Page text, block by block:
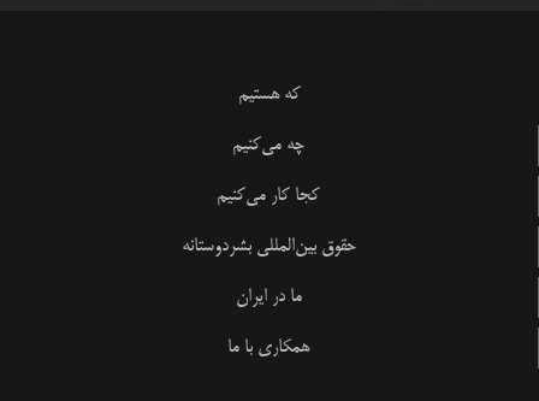
که هستیم
چه می‌کنیم
کجا کار می‌کنیم
حقوق بین‌المللی بشردوستانه
ما در ایران
همکاری با ما